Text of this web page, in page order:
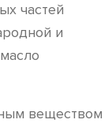
частей
и
веществом